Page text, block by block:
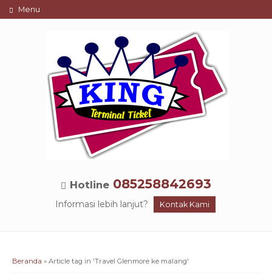
Menu
Hotline 085258842693
Informasi lebih lanjut? Kontak Kami
Beranda » Article tag in 'Travel Glenmore ke malang'